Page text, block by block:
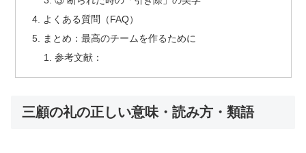
よくある質問（FAQ）
まとめ：最高のチームを作るために
参考文献：
三顧の礼の正しい意味・読み方・類語